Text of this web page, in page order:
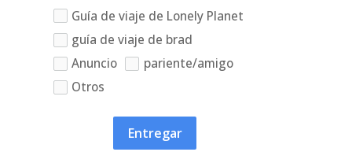
Guía de viaje de Lonely Planet
guía de viaje de brad
Anuncio
pariente/amigo
Otros
Entregar